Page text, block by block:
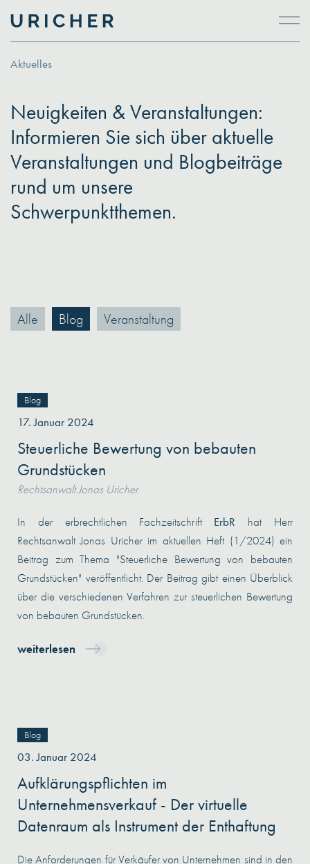
Aktuelles
Neuigkeiten & Veranstaltungen:
Informieren Sie sich über aktuelle
Veranstaltungen und Blogbeiträge
rund um unsere
Schwerpunktthemen.
Alle Blog Veranstaltung
Blog
17. Januar 2024
Steuerliche Bewertung von bebauten
Grundstücken
Rechtsanwalt Jonas Uricher
In der erbrechtlichen Fachzeitschrift ErbR hat Herr
Rechtsanwalt Jonas Uricher im aktuellen Heft (1/2024) ein
Beitrag zum Thema "Steuerliche Bewertung von bebauten
Grundstücken" veröffentlicht. Der Beitrag gibt einen Überblick
über die verschiedenen Verfahren zur steuerlichen Bewertung
von bebauten Grundstücken.
weiterlesen
Blog
03. Januar 2024
Aufklärungspflichten im
Unternehmensverkauf - Der virtuelle
Datenraum als Instrument der Enthaftung
Die Anforderungen für Verkäufer von Unternehmen sind in den